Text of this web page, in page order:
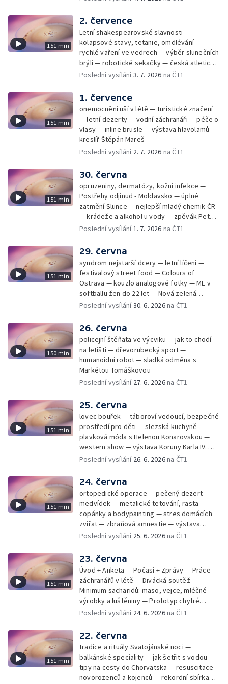
151 min
2. července
Letní shakespearovské slavnosti —
kolapsové stavy, tetanie, omdlévání —
rychlé vaření ve vedrech — výběr slunečních
brýlí — robotické sekačky — česká atletická
rekordmanka — psí seriál: výmarský
Poslední vysílání3. 7. 2026 na ČT1
151 min
1. července
onemocnění uší v létě — turistické značení
— letní dezerty — vodní záchranáři — péče o
vlasy — inline brusle — výstava hlavolamů —
kreslíř Štěpán Mareš
Poslední vysílání 2. 7. 2026 na ČT1
151 min
30. června
opruzeniny, dermatózy, kožní infekce —
Postřehy odjinud - Moldavsko — úplné
zatmění Slunce — nejlepší mladý chemik ČR
— krádeže a alkohol u vody — zpěvák Peter
Cmorik
Poslední vysílání1. 7. 2026 na ČT1
151 min
29. června
syndrom nejstarší dcery — letní líčení —
festivalový street food — Colours of
Ostrava — kouzlo analogové fotky — ME v
softballu žen do 22 let — Nová zelená
úsporám — Global Teacher Prize Czech
Poslední vysílání30. 6. 2026na ČT1
150 min
26. června
policejní štěňata ve výcviku — jak to chodí
na letišti — dřevorubecký sport —
humanoidní robot — sladká odměna s
Markétou Tomáškovou
Poslední vysílání 27. 6. 2026na ČT1
151 min
25. června
lovec bouřek — táboroví vedoucí, bezpečné
prostředí pro děti — slezská kuchyně —
plavková móda s Helenou Konarovskou —
western show — výstava Koruny Karla IV. —
mladý lezecký fenomén Josef Šindel
Poslední vysílání 26. 6. 2026na ČT1
151 min
24. června
ortopedické operace — pečený dezert
medvídek — metalické tetování, rasta
copánky a bodypainting — stres domácích
zvířat — zbraňová amnestie — výstava
mikrofotografií rostlin — fenomenální
Poslední vysílání 25. 6. 2026na ČT1
151 min
23. června
Úvod + Anketa — Počasí + Zprávy — Práce
záchranářů v létě — Divácká soutěž —
Minimum sacharidů: maso, vejce, mléčné
výrobky a luštěniny — Prototyp chytré
vložky do bot pro běžce — Anketa +
záchranářů v létě — Divácká soutěž —
Minimum sacharidů: maso, vejce, mléčné
výrobky a luštěniny — Jak se udržet v
kondici v létě bez posilovny — Prototyp
chytré vložky do bot pro běžce — Anketa +
aktuálně — Škola hrou — Upoutávka na další
Poslední vysílání 24. 6. 2026na ČT1
151 min
22. června
tradice a rituály Svatojánské noci —
balkánské speciality — jak šetřit s vodou —
tipy na cesty do Chorvatska — resuscitace
novorozenců a kojenců — rekordní sbírka